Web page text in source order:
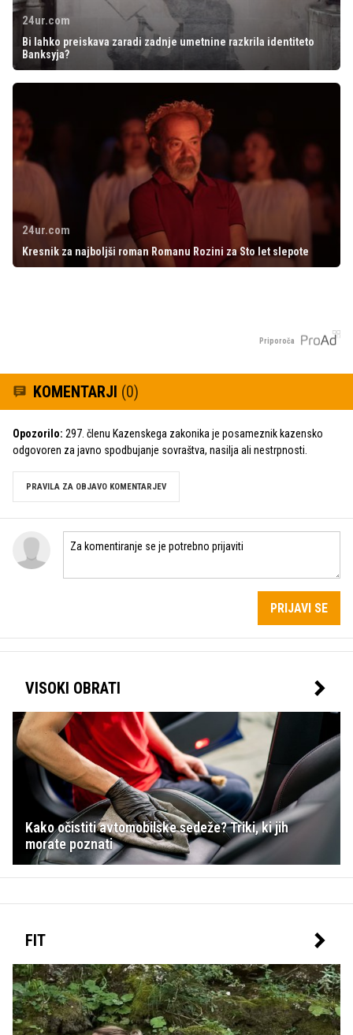
24ur.com
Bi lahko preiskava zaradi zadnje umetnine razkrila identiteto
Banksyja?
24ur.com
Kresnik za najboljši roman Romanu Rozini za Sto let slepote
Priporoča
KOMENTARJI (0)
Opozorilo: 297. členu Kazenskega zakonika je posameznik kazensko
odgovoren za javno spodbujanje sovraštva, nasilja ali nestrpnosti.
PRAVILA ZA OBJAVO KOMENTARJEV
PRIJAVI SE
VISOKI OBRATI
Kako očistiti avtomobilske sedeže? Triki, ki jih
morate poznati
FIT